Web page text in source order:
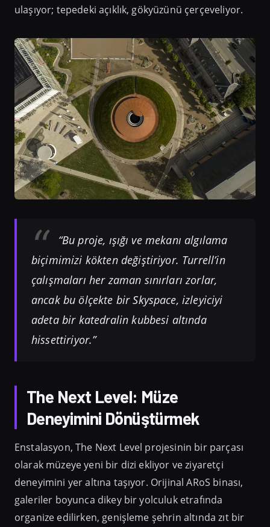
ulaşıyor; tepedeki açıklık, gökyüzünü çerçeveliyor.
“Bu proje, ışığı ve mekanı algılama
biçimimizi kökten değiştiriyor. Turrell’in
çalışmaları her zaman sınırları zorlar,
ancak bu ölçekte bir Skyspace, izleyiciyi
adeta bir katedralin kubbesi altında
hissettiriyor.”
The Next Level: Müze
Deneyimini Dönüştürmek
Enstalasyon, The Next Level projesinin bir parçası
olarak müzeye yeni bir dizi ekliyor ve ziyaretçi
deneyimini yer altına taşıyor. Orijinal ARoS binası,
galeriler boyunca dikey bir yolculuk etrafında
organize edilirken, genişleme şehrin altında zıt bir